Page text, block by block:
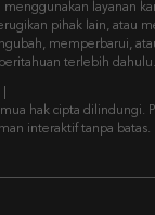
layanan
pihak lain, atau
memperbarui,
terlebih dahulu.
hak cipta dilindungi.
interaktif tanpa batas.